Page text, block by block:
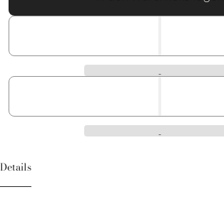
Details